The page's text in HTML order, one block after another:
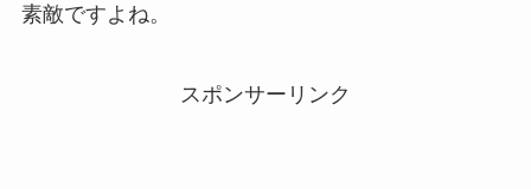
素敵ですよね。
スポンサーリンク